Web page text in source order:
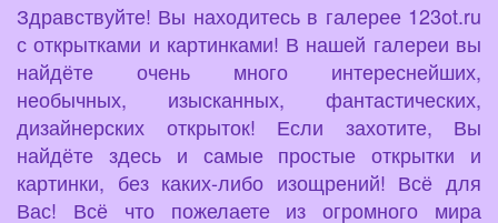
Здравствуйте! Вы находитесь в галерее 123ot.ru
с открытками и картинками! В нашей галереи вы
найдёте очень много интереснейших,
необычных, изысканных, фантастических,
дизайнерских открыток! Если захотите, Вы
найдёте здесь и самые простые открытки и
картинки, без каких-либо изощрений! Всё для
Вас! Всё что пожелаете из огромного мира